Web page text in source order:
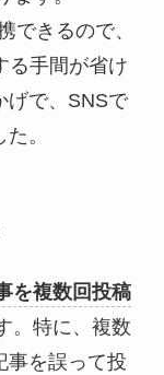
できるので、
る手間が省け
げで、SNSで
。
を複数回投稿
。特に、複数
事を誤って投